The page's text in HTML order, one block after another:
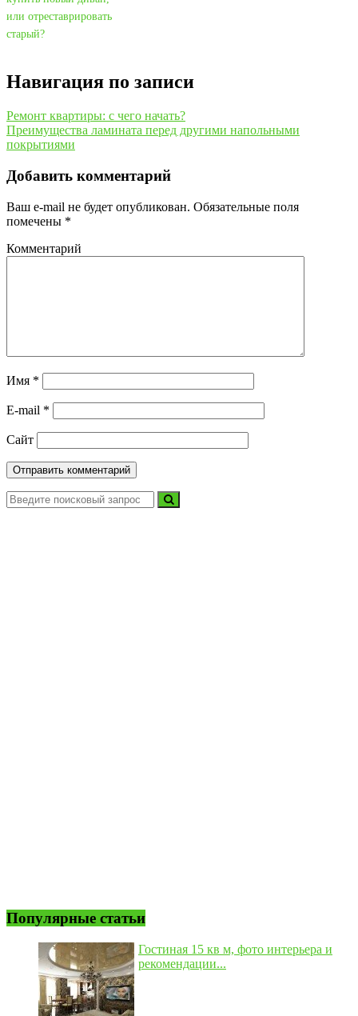
или отреставрировать
старый?
Навигация по записи
Ремонт квартиры: с чего начать?
Преимущества ламината перед другими напольными
покрытиями
Добавить комментарий
Ваш e-mail не будет опубликован. Обязательные поля
помечены *
Комментарий
Имя *
E-mail *
Сайт
Популярные статьи
Гостиная 15 кв м, фото интерьера и
рекомендации...